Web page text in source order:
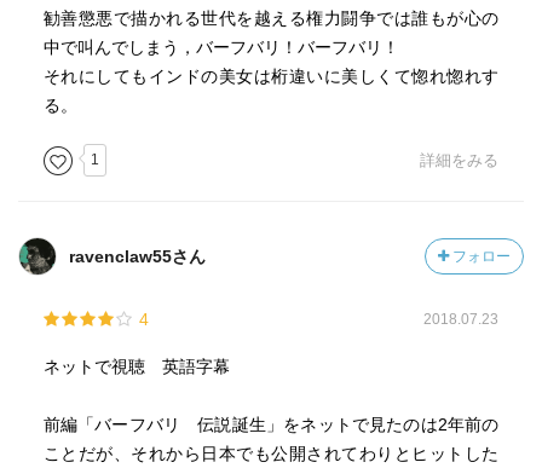
勧善懲悪で描かれる世代を越える権力闘争では誰もが心の
中で叫んでしまう，バーフバリ！バーフバリ！
それにしてもインドの美女は桁違いに美しくて惚れ惚れす
る。
1 詳細をみる
ravenclaw55さん フォロー
4 2018.07.23
ネットで視聴 英語字幕
前編「バーフバリ 伝説誕生」をネットで見たのは2年前の
ことだが、それから日本でも公開されてわりとヒットした